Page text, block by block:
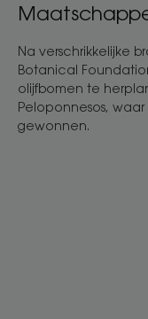
Na verschrikkelijke
Botanical
olijfbomen te
Peloponnesos,
gewonnen.